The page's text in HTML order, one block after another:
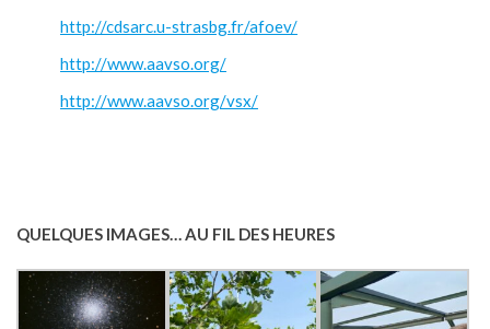
http://cdsarc.u-strasbg.fr/afoev/
http://www.aavso.org/
http://www.aavso.org/vsx/
QUELQUES IMAGES… AU FIL DES HEURES